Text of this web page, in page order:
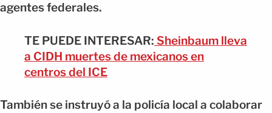
agentes federales.
TE PUEDE INTERESAR: Sheinbaum lleva
a CIDH muertes de mexicanos en
centros del ICE
También se instruyó a la policía local a colaborar